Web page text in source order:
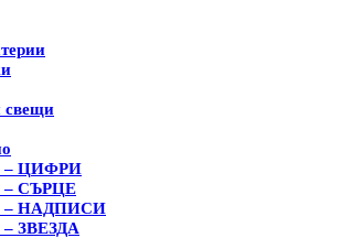
свещи
– ЦИФРИ
– СЪРЦЕ
– НАДПИСИ
– ЗВЕЗДА